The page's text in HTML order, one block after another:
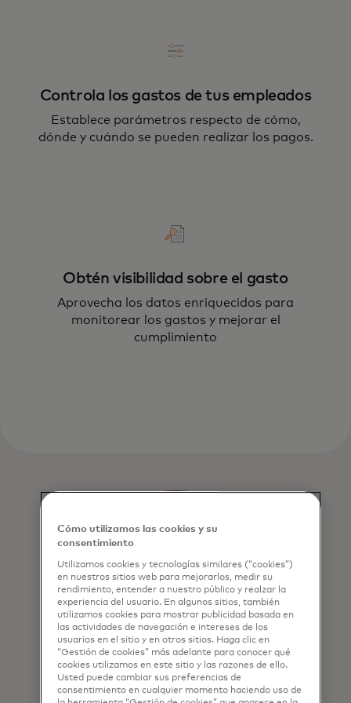
Controla los gastos de tus empleados
Establece parámetros respecto de cómo,
dónde y cuándo se pueden realizar los pagos.
Obtén visibilidad sobre el gasto
Aprovecha los datos enriquecidos para
monitorear los gastos y mejorar el
cumplimiento
Cómo utilizamos las cookies y su
consentimiento
Utilizamos cookies y tecnologías similares (“cookies”)
en nuestros sitios web para mejorarlos, medir su
rendimiento, entender a nuestro público y realzar la
experiencia del usuario. En algunos sitios, también
utilizamos cookies para mostrar publicidad basada en
las actividades de navegación e intereses de los
usuarios en el sitio y en otros sitios. Haga clic en
“Gestión de cookies” más adelante para conocer qué
cookies utilizamos en este sitio y las razones de ello.
Usted puede cambiar sus preferencias de
consentimiento en cualquier momento haciendo uso de